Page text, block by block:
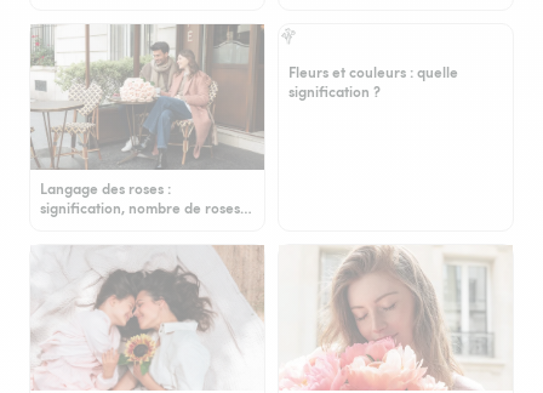
Langage des roses :
signification, nombre de roses…
Fleurs et couleurs : quelle
signification ?